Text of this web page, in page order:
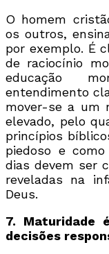
O homem
os outros,
por exemplo. É
de raciocínio
educação
entendimento
mover-se a um
elevado, pelo
princípios
piedoso e
dias devem ser
reveladas na
Deus.
7. Maturidade
decisões